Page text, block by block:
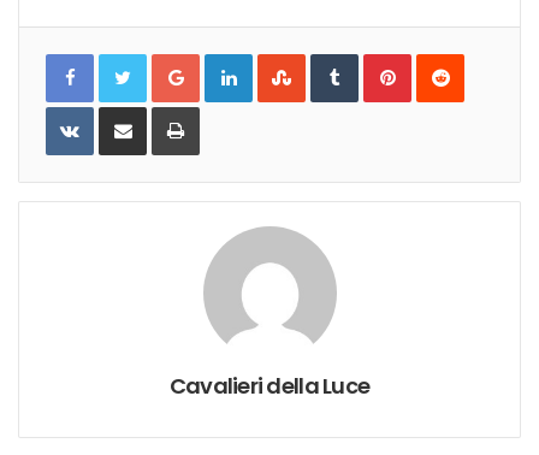
Google+LinkedInStumbleUpon
TumblrPinterestReddit
VKontakteShare
Email
Print
Cavalieri della Luce